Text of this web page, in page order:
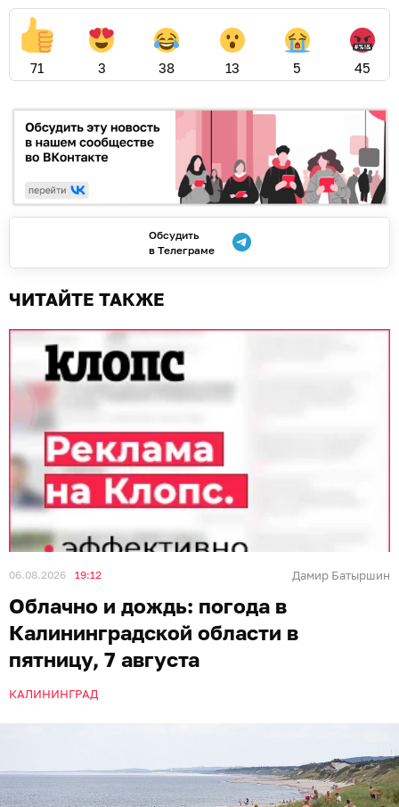
71 3 38 13 5 45
Обсудить
в Телеграме
ЧИТАЙТЕ ТАКЖЕ
06.08.2026 19:12 Дамир Батыршин
Облачно и дождь: погода в
Калининградской области в
пятницу, 7 августа
КАЛИНИНГРАД